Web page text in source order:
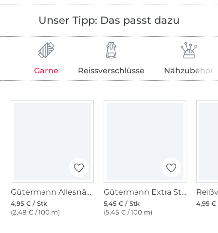
Unser Tipp: Das passt dazu
Garne Reissverschlüsse Nähzubehör
Gütermann Allesnäher (368) weinrot
4,95 € / Stk
(2,48 € / 100 m)
Gütermann Extra Stark (369) weinrot
5,45 € / Stk
(5,45 € / 100 m)
4,95 €